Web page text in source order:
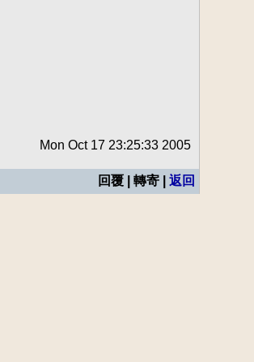
Mon Oct 17 23:25:33 2005
回覆 | 轉寄 | 返回